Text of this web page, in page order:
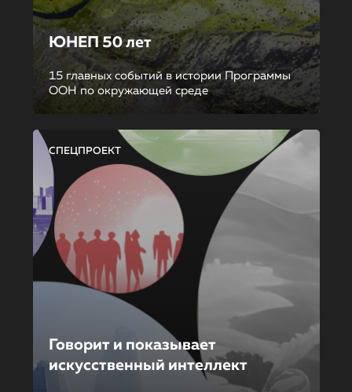
ЮНЕП 50 лет
15 главных событий в истории Программы
ООН по окружающей среде
СПЕЦПРОЕКТ
Говорит и показывает
искусственный интеллект